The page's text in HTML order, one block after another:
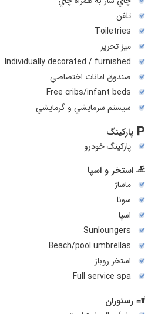
تلفن
Toiletries
میز تحریر
Individually decorated / furnished
صندوق امانات اختصاصي
Free cribs/infant beds
سيستم سرمايشي و گرمايشي
پارکینگ
پارکینگ خودرو
استخر و اسپا
ماساژ
سونا
اسپا
Sunloungers
Beach/pool umbrellas
استخر روباز
Full service spa
رستوران